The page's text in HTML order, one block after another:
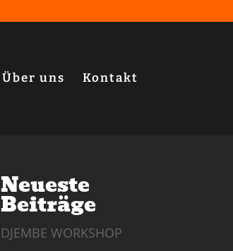
Über uns Kontakt
Neueste
Beiträge
DJEMBE WORKSHOP